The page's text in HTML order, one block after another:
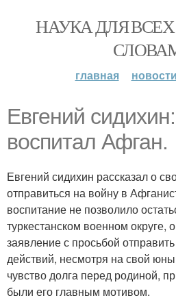
НАУКА ДЛЯ
главная новости
Евгений
воспитал Афган.
Евгений сидихин рассказал о
отправиться на войну в
воспитание не позволило
туркестанском военном округе,
заявление с просьбой
действий, несмотря на свой
чувство долга перед родиной,
были его главным мотивом.